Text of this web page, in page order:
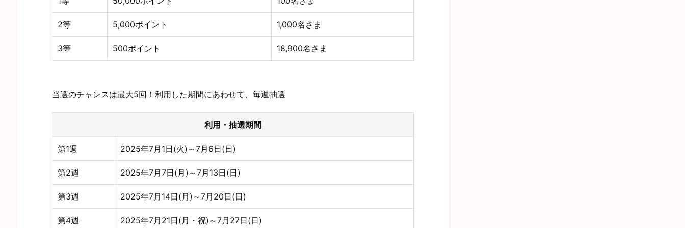
2等 5,000ポイント 1,000名さま
3等 500ポイント 18,900名さま
当選のチャンスは最大5回！利用した期間にあわせて、毎週抽選
利用・抽選期間
第1週 2025年7月1日(火)～7月6日(日)
第2週 2025年7月7日(月)～7月13日(日)
第3週 2025年7月14日(月)～7月20日(日)
第4週 2025年7月21日(月・祝)～7月27日(日)